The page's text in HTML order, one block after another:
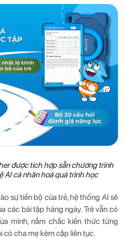
được tích hợp sẵn chương trình
AI cá nhân hoá quá trình học
sự tiến bộ của trẻ, hệ thống AI sẽ
các bài tập hàng ngày. Trẻ vẫn có
mình, nắm chắc kiến ​​thức từng
cha mẹ kèm cặp liên tục.